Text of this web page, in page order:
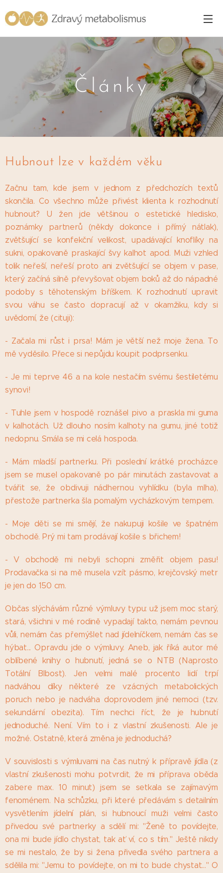
Články
Hubnout lze v každém věku
Začnu tam, kde jsem v jednom z předchozích textů
skončila. Co všechno může přivést klienta k rozhodnutí
hubnout? U žen jde většinou o estetické hledisko,
poznámky partnerů (někdy dokonce i přímý nátlak),
zvětšující se konfekční velikost, upadávající knoflíky na
sukni, opakovaně praskající švy kalhot apod. Muži vzhled
tolik neřeší, neřeší proto ani zvětšující se objem v pase,
který začíná silně převyšovat objem boků až do nápadné
podoby s těhotenským bříškem. K rozhodnutí upravit
svou váhu se často dopracují až v okamžiku, kdy si
uvědomí, že (cituji):
- Začala mi růst i prsa! Mám je větší než moje žena. To
mě vyděsilo. Přece si nepůjdu koupit podprsenku.
- Je mi teprve 46 a na kole nestačím svému šestiletému
synovi!
- Tuhle jsem v hospodě roznášel pivo a praskla mi guma
v kalhotách. Už dlouho nosím kalhoty na gumu, jiné totiž
nedopnu. Smála se mi celá hospoda.
- Mám mladší partnerku. Při poslední krátké procházce
jsem se musel opakovaně po pár minutách zastavovat a
tvářit se, že obdivuji nádhernou vyhlídku (byla mlha),
přestože partnerka šla pomalým vycházkovým tempem.
- Moje děti se mi smějí, že nakupuji košile ve špatném
obchodě. Prý mi tam prodávají košile s břichem!
- V obchodě mi nebyli schopni změřit objem pasu!
Prodavačka si na mě musela vzít pásmo, krejčovský metr
je jen do 150 cm.
Občas slýchávám různé výmluvy typu: už jsem moc starý,
stará, všichni v mé rodině vypadají takto, nemám pevnou
vůli, nemám čas přemýšlet nad jídelníčkem, nemám čas se
hýbat... Opravdu jde o výmluvy. Aneb, jak říká autor mé
oblíbené knihy o hubnutí, jedná se o NTB (Naprosto
Totální Blbost). Jen velmi malé procento lidí trpí
nadváhou díky některé ze vzácných metabolických
poruch nebo je nadváha doprovodem jiné nemoci (tzv.
sekundární obezita). Tím nechci říct, že je hubnutí
jednoduché. Není. Vím to i z vlastní zkušenosti. Ale je
možné. Ostatně, která změna je jednoduchá?
V souvislosti s výmluvami na čas nutný k přípravě jídla (z
vlastní zkušenosti mohu potvrdit, že mi příprava oběda
zabere max. 10 minut) jsem se setkala se zajímavým
fenoménem. Na schůzku, při které předávám s detailním
vysvětlením jídelní plán, si hubnoucí muži velmi často
přivedou své partnerky a sdělí mi: "Ženě to povídejte,
ona mi bude jídlo chystat, tak ať ví, co s tím." Ještě nikdy
se mi nestalo, že by si žena přivedla svého partnera a
sdělila mi: "Jemu to povídejte, on mi to bude chystat..." O